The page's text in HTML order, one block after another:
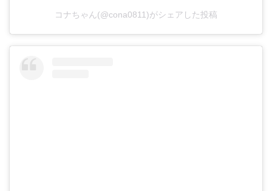
コナちゃん(@cona0811)がシェアした投稿